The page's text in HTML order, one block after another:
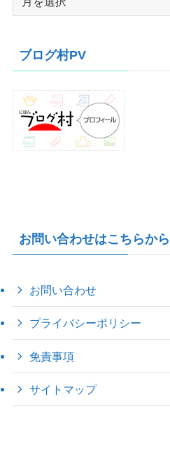
ブ
ブログ村PV
お問い合わせはこちらか
お問い合わせ
プライバシーポリシー
免責事項
サイトマップ